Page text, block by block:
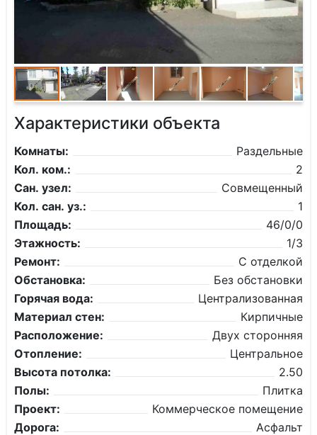
Характеристики объекта
Комнаты:
Раздельные
Кол. ком.:
2
Сан. узел:
Совмещенный
Кол. сан. уз.:
1
Площадь:
46/0/0
Этажность:
1/3
Ремонт:
С отделкой
Обстановка:
Без обстановки
Горячая вода:
Централизованная
Материал стен:
Кирпичные
Расположение:
Двух сторонняя
Отопление:
Центральное
Высота потолка:
2.50
Полы:
Плитка
Проект:
Коммерческое помещение
Дорога:
Асфальт